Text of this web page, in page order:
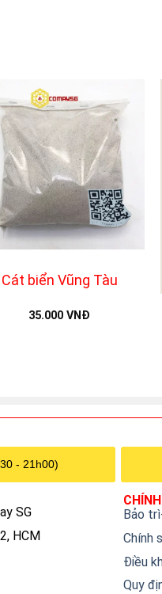
Cát biển Vũng Tàu
35.000VNĐ
- 21h00)
SG
HCM
Bảo
Chính
Điều
Quy